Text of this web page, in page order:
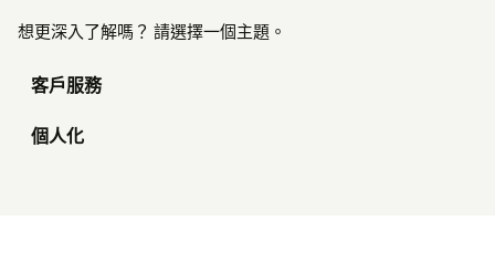
想更深入了解嗎？ 請選擇一個主題。
客戶服務
個人化